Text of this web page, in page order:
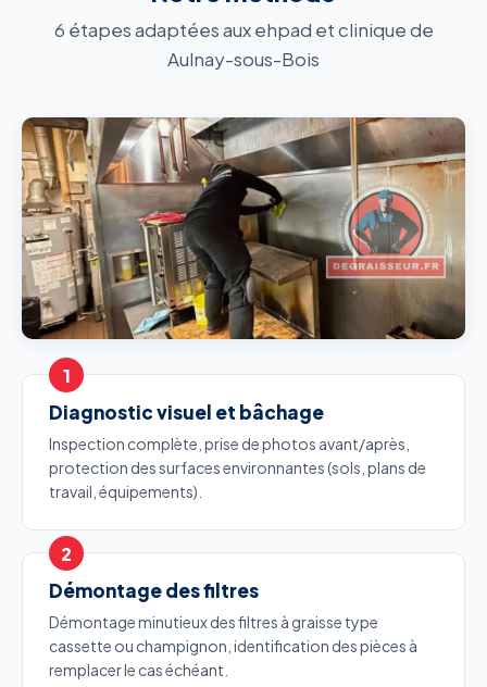
6 étapes adaptées aux ehpad et clinique de
Aulnay-sous-Bois
Diagnostic visuel et bâchage
Inspection complète, prise de photos avant/après,
protection des surfaces environnantes (sols, plans de
travail, équipements).
Démontage des filtres
Démontage minutieux des filtres à graisse type
cassette ou champignon, identification des pièces à
remplacer le cas échéant.